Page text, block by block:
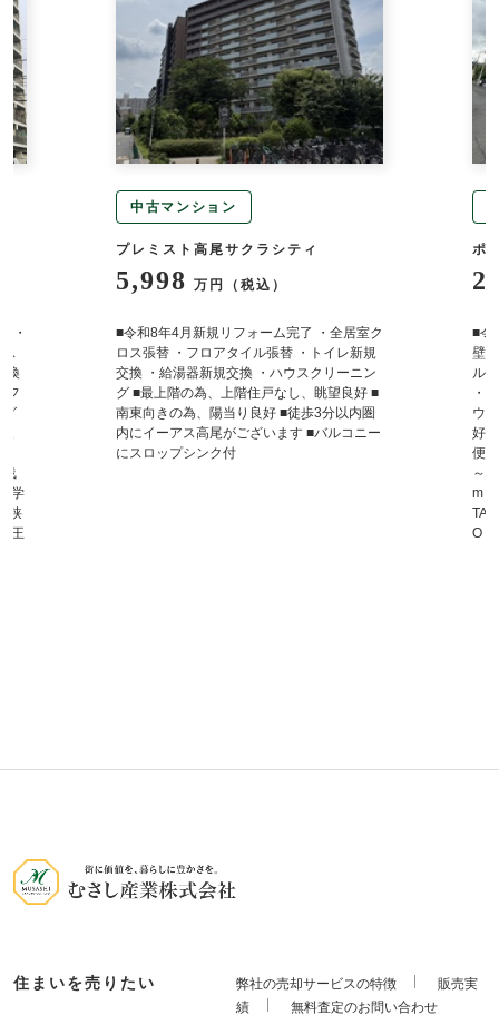
リフォーム完了 ・全居室ク
アタイル張替 ・トイレ新規
規交換 ・ハウスクリーニン
上階住戸なし、眺望良好 ■
当り良好 ■徒歩3分以内圏
がございます ■バルコニー
ポレスター高尾
2,980
■令和8年7月新規リフォーム完了予定
壁・天井クロス張替 ・水回りＣＦ張
ルトインコンロ新規交換 ・トイレ新
・給湯器新規交換 ・エアコン内部洗
ウスクリーニング ■南西向きの為、陽
好 ■ペット飼育可(規約による制限有)
便利な住環境 ～ライフインフォメー
～ ・八王子市立東浅川小学校・・・
m ・八王子市立陵南中学校・・・約
TAIRAYA・・・約350m ・コーナンPR
住まいを売りたい 弊社の売却サービスの特徴
販売実
績
無料査定のお問い合わせ